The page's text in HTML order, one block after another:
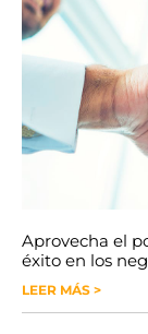
Aprovecha el
éxito en los
LEER MÁS >